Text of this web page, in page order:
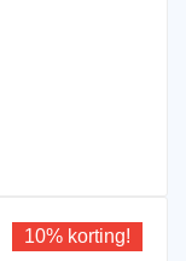
10% korting!